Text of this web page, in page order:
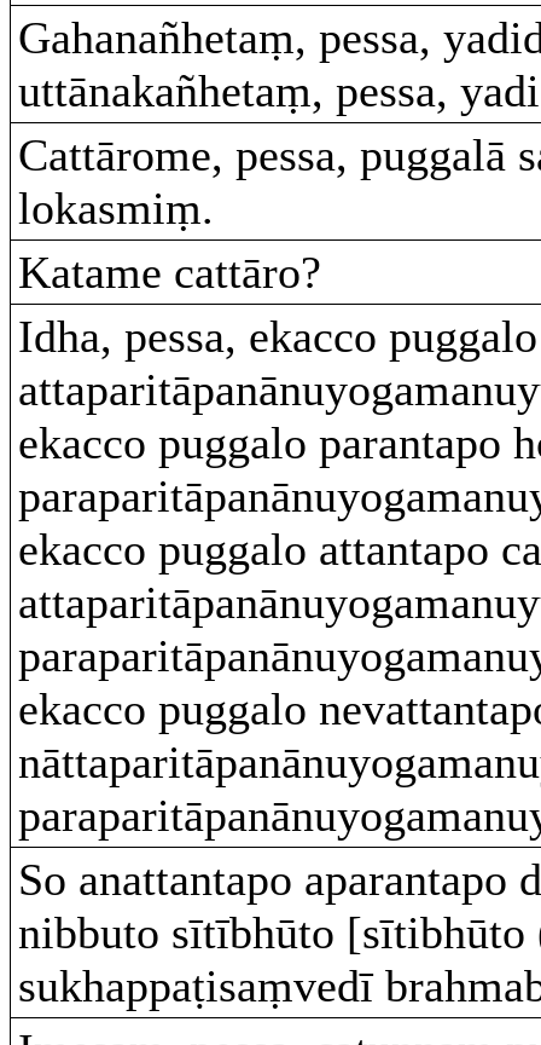
Gahanañhetaṃ, pessa,
uttānakañhetaṃ, pessa,
Cattārome, pessa, puggalā
lokasmiṃ.
Katame cattāro?
Idha, pessa, ekacco
ekacco puggalo parantapo
ekacco puggalo attantapo
ekacco puggalo
So anattantapo aparantapo
nibbuto sītībhūto
sukhappaṭisaṃvedī